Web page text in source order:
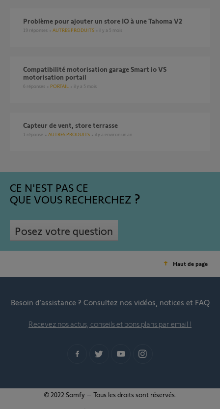
Problème pour ajouter un store IO à une Tahoma V2
19 réponses AUTRES PRODUITS il y a 5 mois
Compatibilité motorisation garage Smart io VS
motorisation portail
6 réponses PORTAIL il y a 5 mois
Capteur de vent, store terrasse
1 réponse AUTRES PRODUITS il y a environ un an
CE N'EST PAS CE
QUE VOUS RECHERCHEZ
Posez votre question
Haut de page
Besoin d’assistance ? Consultez nos vidéos, notices et FAQ
Recevez nos actus, conseils et bons plans par email !
© 2022 Somfy – Tous les droits sont réservés.